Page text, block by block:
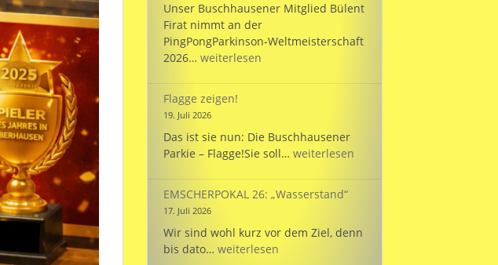
Unser Buschhausener Mitglied Bülent
Firat nimmt an der
PingPongParkinson-Weltmeisterschaft
2026… Bülent
der
WM
für
die
weiterlesen
Flagge zeigen!
19. Juli 2026
Das ist sie nun: Die Buschhausener
Parkie – Flagge!Sie soll… Flagge
weiterlesen
EMSCHERPOKAL 26: „Wasserstand“
17. Juli 2026
Wir sind wohl kurz vor dem Ziel, denn
bis dato… EMSCHERPOKAL
weiterlesen